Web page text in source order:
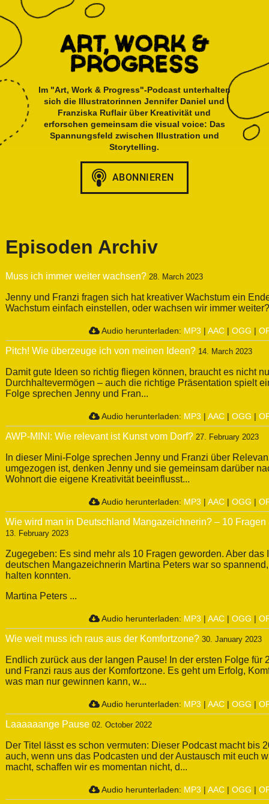
Im "Art, Work & Progress"-Podcast unterhalten
sich die Illustratorinnen Jennifer Daniel und
Franziska Ruflair über Kreativität und
erforschen gemeinsam die visual voice: Das
Spannungsfeld zwischen Illustration und
Storytelling.
Episoden Archiv
Muss ich immer weiter wachsen? 28. March 2023
Jenny und Franzi fragen sich hat kreativer Wachstum ein
Wachstum einfach einstellen, oder wachsen wir immer weiter?
Audio herunterladen: MP3 | AAC| OGG |
Pitch! Wie überzeuge ich von meinen Ideen? 14. March 2023
Damit gute Ideen so richtig fliegen können, braucht es nicht
Durchhaltevermögen – auch die richtige Präsentation spielt
Folge sprechen Jenny und Fran...
Audio herunterladen: MP3 | AAC| OGG |
AWP-MINI: Wie relevant ist Kunst vom Dorf? 27. February 2023
In dieser Mini-Folge sprechen Jenny und Franzi über
umgezogen ist, denken Jenny und sie gemeinsam darüber
Wohnort die eigene Kreativität beeinflusst...
Audio herunterladen: MP3 | AAC| OGG |
Wie wird man in Deutschland Mangazeichnerin? – 10 Fragen
13. February 2023
Zugegeben: Es sind mehr als 10 Fragen geworden. Aber das
deutschen Mangazeichnerin Martina Peters war so
halten konnten.
Martina Peters ...
Audio herunterladen: MP3 | AAC| OGG |
Wie weit muss ich raus aus der Komfortzone? 30. January 2023
Endlich zurück aus der langen Pause! In der ersten Folge für
und Franzi raus aus der Komfortzone. Es geht um Erfolg,
was man nur gewinnen kann, w...
Audio herunterladen: MP3 | AAC| OGG |
Laaaaaange Pause 02. October 2022
Der Titel lässt es schon vermuten: Dieser Podcast macht bis
auch, wenn uns das Podcasten und der Austausch mit euch
macht, schaffen wir es momentan nicht, d...
Audio herunterladen: MP3 | AAC| OGG |